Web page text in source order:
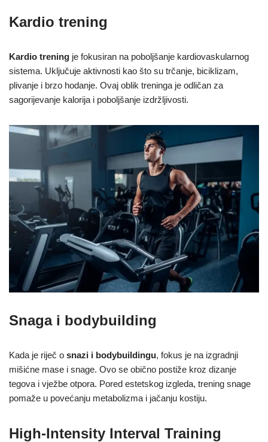
Kardio trening
Kardio trening je fokusiran na poboljšanje kardiovaskularnog
sistema. Uključuje aktivnosti kao što su trčanje, biciklizam,
plivanje i brzo hodanje. Ovaj oblik treninga je odličan za
sagorijevanje kalorija i poboljšanje izdržljivosti.
Snaga i bodybuilding
Kada je riječ o snazi i bodybuildingu, fokus je na izgradnji
mišićne mase i snage. Ovo se obično postiže kroz dizanje
tegova i vježbe otpora. Pored estetskog izgleda, trening snage
pomaže u povećanju metabolizma i jačanju kostiju.
High-Intensity Interval Training